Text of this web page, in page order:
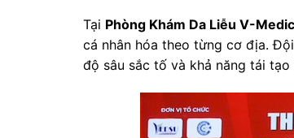
Tại Phòng Khám Da Liễu V-
cá nhân hóa theo từng cơ địa.
độ sâu sắc tố và khả năng tái